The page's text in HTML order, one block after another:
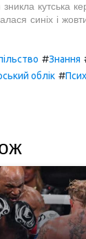
кутська
синіх і
#Знання
облік #